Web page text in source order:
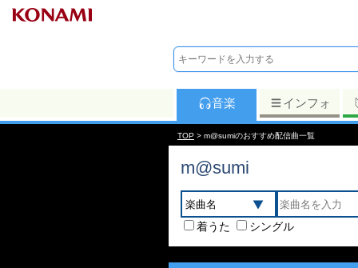
音楽 インフォ
TOP > m@sumiのおすすめ配信曲一覧
m@sumi
着うた シングル